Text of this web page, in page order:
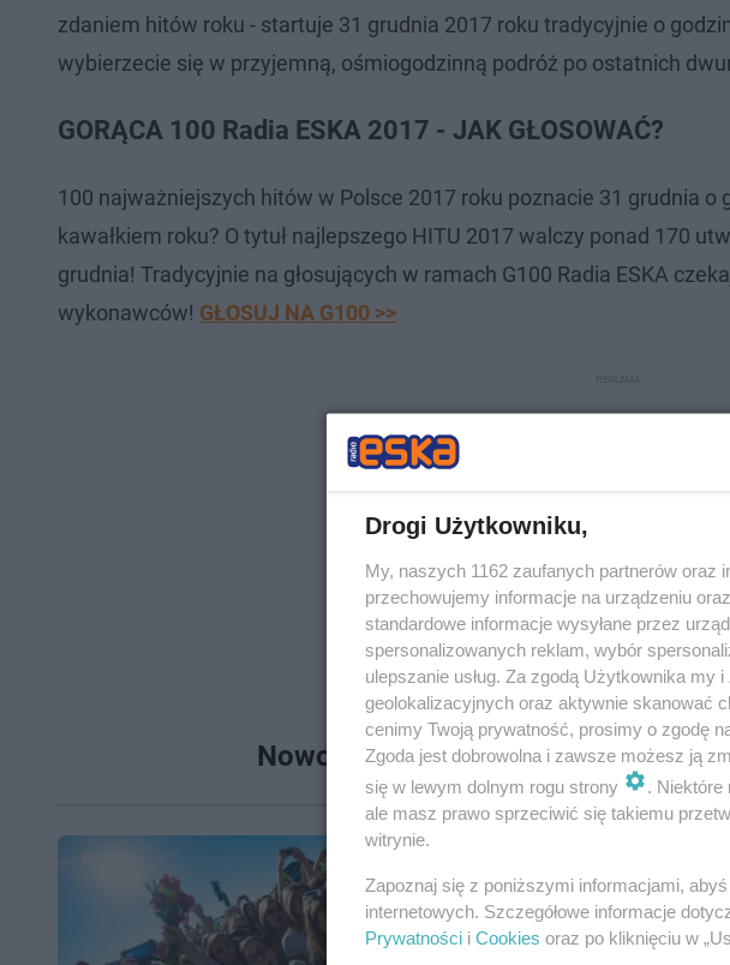
zdaniem hitów roku - startuje 31 grudnia 2017 roku tradycyjnie o
wybierzecie się w przyjemną, ośmiogodzinną podróż po ostatnich
GORĄCA 100 Radia ESKA 2017 - JAK GŁOSOWAĆ?
100 najważniejszych hitów w Polsce 2017 roku poznacie 31 grudnia
kawałkiem roku? O tytuł najlepszego HITU 2017 walczy ponad 170
grudnia! Tradycyjnie na głosujących w ramach G100 Radia ESKA
wykonawców! GŁOSUJ NA G100 >>
Nowości Muzyczne 2018 - nowe
Drogi Użytkowniku,
My, naszych 1162 zaufanych partnerów
przechowujemy informacje na urządzeniu
standardowe informacje wysyłane przez
spersonalizowanych reklam, wybór
ulepszanie usług. Za zgodą Użytkownika my
geolokalizacyjnych oraz aktywnie skanować
cenimy Twoją prywatność, prosimy o zgodę
Zgoda jest dobrowolna i zawsze możesz ją
się w lewym dolnym rogu strony
. Niektóre
ale masz prawo sprzeciwić się takiemu
witrynie.
Zapoznaj się z poniższymi informacjami,
internetowych. Szczegółowe informacje
Prywatności i Cookies oraz po kliknięciu w